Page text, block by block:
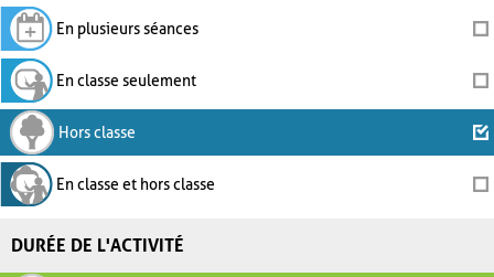
En plusieurs séances
En classe seulement
Hors classe
En classe et hors classe
DURÉE DE L'ACTIVITÉ